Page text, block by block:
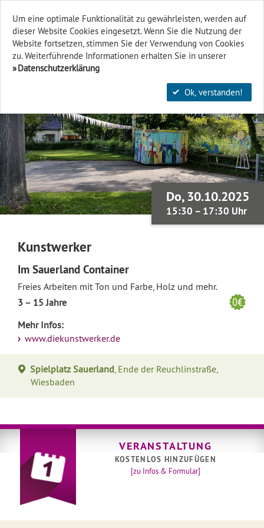
Finden & Filtern
Do, 30.10.2025
15:30 – 17:30 Uhr
Kunstwerker
Im Sauerland Container
Freies Arbeiten mit Ton und Farbe, Holz und mehr.
3 – 15 Jahre
Mehr Infos:
www.diekunstwerker.de
Spielplatz Sauerland, Ende der Reuchlinstraße,
Wiesbaden
VERANSTALTUNG
KOSTENLOS HINZUFÜGEN
[zu Infos & Formular]
Um eine optimale Funktionalität zu gewährleisten, werden auf
dieser Website Cookies eingesetzt. Wenn Sie die Nutzung der
Website fort­setzen, stimmen Sie der Verwendung von Cookies
zu. Weiterführende Informationen erhalten Sie in unserer
Datenschutzerklärung
Ok, verstanden!